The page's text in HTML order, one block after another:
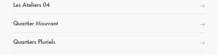
Les Ateliers 04
Quartier Mouvant
Quartiers Pluriels